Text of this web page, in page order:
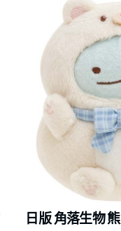
日版 角落生物